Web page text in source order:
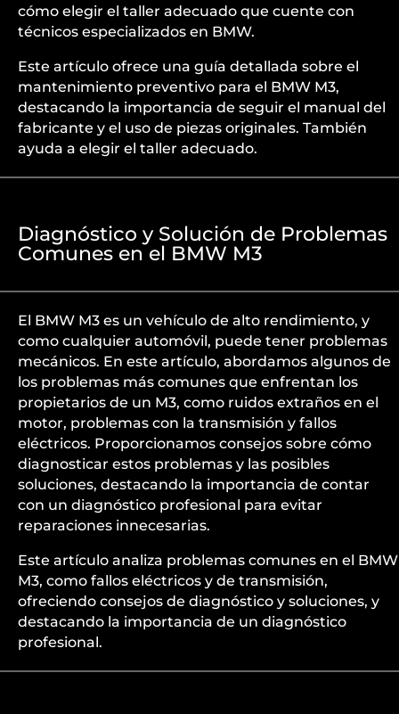
cómo elegir el taller adecuado que cuente con
técnicos especializados en BMW.
Este artículo ofrece una guía detallada sobre el
mantenimiento preventivo para el BMW M3,
destacando la importancia de seguir el manual del
fabricante y el uso de piezas originales. También
ayuda a elegir el taller adecuado.
Diagnóstico y Solución de Problemas
Comunes en el BMW M3
El BMW M3 es un vehículo de alto rendimiento, y
como cualquier automóvil, puede tener problemas
mecánicos. En este artículo, abordamos algunos de
los problemas más comunes que enfrentan los
propietarios de un M3, como ruidos extraños en el
motor, problemas con la transmisión y fallos
eléctricos. Proporcionamos consejos sobre cómo
diagnosticar estos problemas y las posibles
soluciones, destacando la importancia de contar
con un diagnóstico profesional para evitar
reparaciones innecesarias.
Este artículo analiza problemas comunes en el BMW
M3, como fallos eléctricos y de transmisión,
ofreciendo consejos de diagnóstico y soluciones, y
destacando la importancia de un diagnóstico
profesional.